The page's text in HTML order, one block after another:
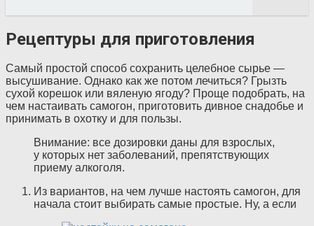
Рецептуры для приготовления
Самый простой способ сохранить целебное сырье —
высушивание. Однако как же потом лечиться? Грызть
сухой корешок или вяленую ягоду? Проще подобрать, на
чем настаивать самогон, приготовить дивное снадобье и
принимать в охотку и для пользы.
Внимание: все дозировки даны для взрослых,
у которых нет заболеваний, препятствующих
приему алкоголя.
Из вариантов, на чем лучше настоять самогон, для
начала стоит выбирать самые простые. Ну, а если